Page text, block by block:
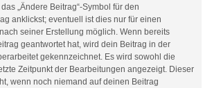
„Ändere Beitrag“-Symbol für den
anklickst; eventuell ist dies nur für einen
seiner Erstellung möglich. Wenn bereits
geantwortet hat, wird dein Beitrag in der
gekennzeichnet. Es wird sowohl die
Zeitpunkt der Bearbeitungen angezeigt. Dieser
wenn noch niemand auf deinen Beitrag